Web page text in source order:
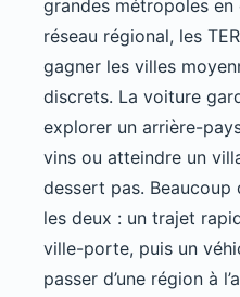
grandes métropoles en
réseau régional, les
gagner les villes
discrets. La voiture
explorer un arrière-
vins ou atteindre un
dessert pas. Beaucoup
les deux : un trajet
ville-porte, puis un
passer d’une région à